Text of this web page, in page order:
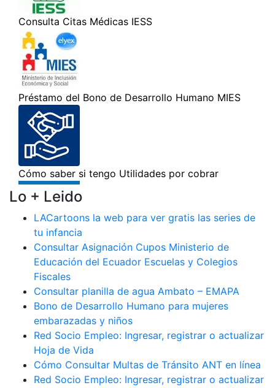
Lo + Leido
LACartoons la web para ver gratis las series de
tu infancia
Consultar Asignación Cupos Ministerio de
Educación del Ecuador Escuelas y Colegios
Fiscales
Consultar planilla de agua Ambato – EMAPA
Bono de Desarrollo Humano para mujeres
embarazadas y niños
Red Socio Empleo: Ingresar, registrar o actualizar
Hoja de Vida
Cómo Consultar Multas de Tránsito ANT en línea
Red Socio Empleo: Ingresar, registrar o actualizar